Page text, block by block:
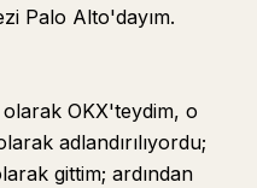
Palo Alto'dayım.
OKX'teydim, o
adlandırılıyordu;
gittim; ardından